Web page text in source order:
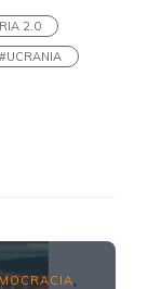
2.0
#UCRANIA